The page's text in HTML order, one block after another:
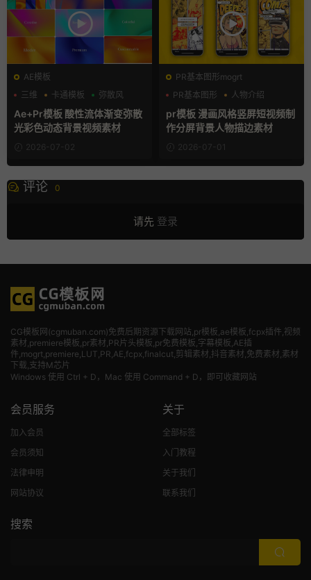
AE模板
三维
卡通模板 弥散风
Ae+Pr模板 酸性流体渐变弥散
光彩色动态背景视频素材
2026-07-02
PR基本图形mogrt
PR基本图形
人物介绍
动漫
pr模板 漫画风格竖屏短视频制
作分屏背景人物描边素材
2026-07-01
评论 0
请先 登录
CG模板网(cgmuban.com)免费后期资源下载网站,pr模板,ae模板,fcpx插件,视频
素材 ,premiere模板,pr素材,PR片头模板,pr免费模板,字幕模板,AE插
件,mogrt,premiere,LUT,PR,AE,fcpx,finalcut,剪辑素材,抖音素材,免费素材,素材
下载,支持M芯片
Windows 使用 Ctrl + D，Mac 使用 Command + D，即可收藏网站
会员服务
加入会员
会员须知
法律申明
网站协议
关于
全部标签
入门教程
关于我们
联系我们
搜索